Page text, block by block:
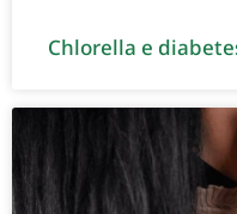
Chlorella e